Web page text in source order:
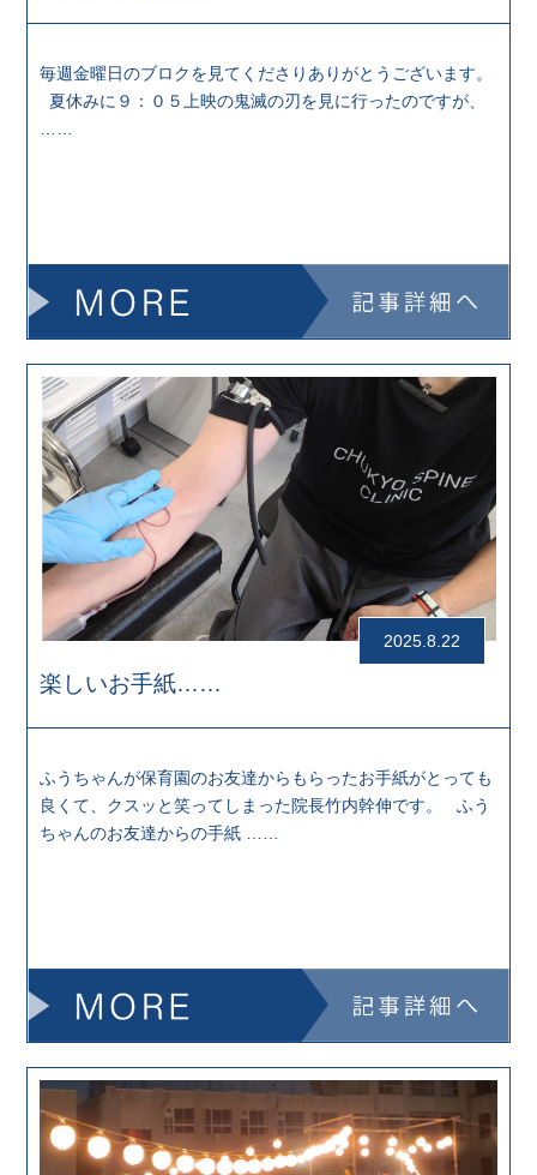
毎週金曜日のブロクを見てくださりありがとうございます。
夏休みに９：０５上映の鬼滅の刃を見に行ったのですが、
……
2025.8.22
楽しいお手紙……
ふうちゃんが保育園のお友達からもらったお手紙がとっても
良くて、クスッと笑ってしまった院長竹内幹伸です。 ふう
ちゃんのお友達からの手紙 ……